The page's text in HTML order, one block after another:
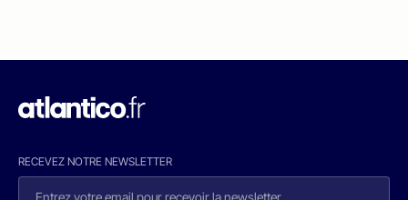
RECEVEZ NOTRE NEWSLETTER